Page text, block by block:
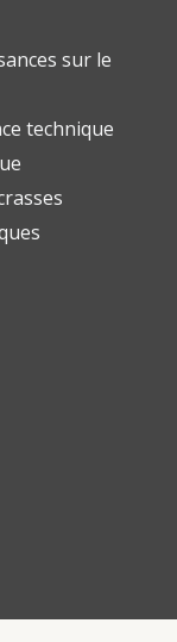
sur le
technique